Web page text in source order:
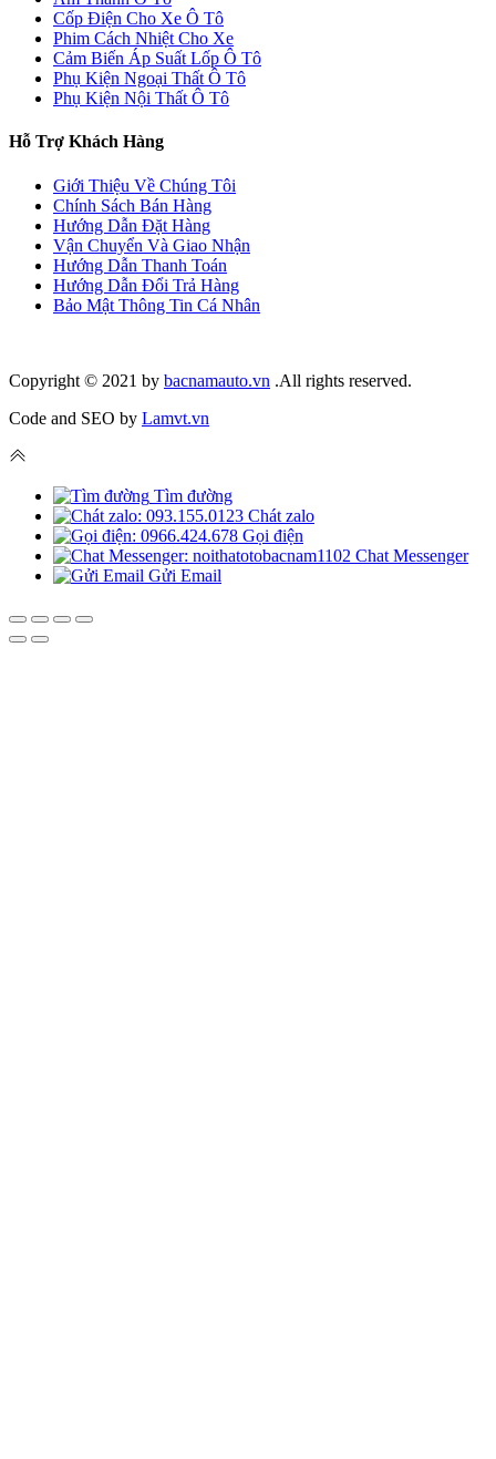
Cốp Điện Cho Xe Ô Tô
Phim Cách Nhiệt Cho Xe
Cảm Biến Áp Suất Lốp Ô Tô
Phụ Kiện Ngoại Thất Ô Tô
Phụ Kiện Nội Thất Ô Tô
Hỗ Trợ Khách Hàng
Giới Thiệu Về Chúng Tôi
Chính Sách Bán Hàng
Hướng Dẫn Đặt Hàng
Vận Chuyển Và Giao Nhận
Hướng Dẫn Thanh Toán
Hướng Dẫn Đổi Trả Hàng
Bảo Mật Thông Tin Cá Nhân
Copyright © 2021 by bacnamauto.vn .All rights reserved.
Code and SEO by Lamvt.vn
Tìm đường
Chát zalo
Gọi điện
Chat Messenger
Gửi Email